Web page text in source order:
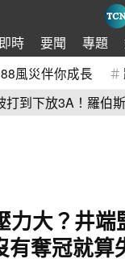
即時 要聞 專題
88風災伴你成長
打到下放3A！羅伯
力大？井端
奪冠就算